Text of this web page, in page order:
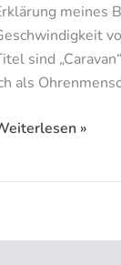
meines
sind
als
»